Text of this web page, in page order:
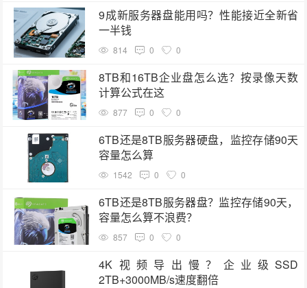
9成新服务器盘能用吗？性能接近全新省
一半钱
814 0 0
8TB和16TB企业盘怎么选？按录像天数
计算公式在这
877 0 0
6TB还是8TB服务器硬盘，监控存储90天
容量怎么算
1542 0 0
6TB还是8TB服务器盘？监控存储90天，
容量怎么算不浪费？
857 0 0
4K视频导出慢？企业级SSD
2TB+3000MB/s速度翻倍